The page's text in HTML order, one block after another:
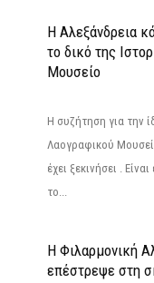
Η Αλεξάνδρεια
το δικό της
Μουσείο
Η συζήτηση για την
Λαογραφικού
έχει ξεκινήσει .
το...
Η Φιλαρμονική
επέστρεψε στη